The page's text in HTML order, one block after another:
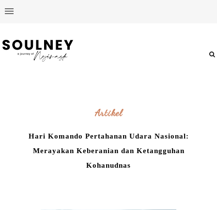
Artikel
Hari Komando Pertahanan Udara Nasional:
Merayakan Keberanian dan Ketangguhan
Kohanudnas